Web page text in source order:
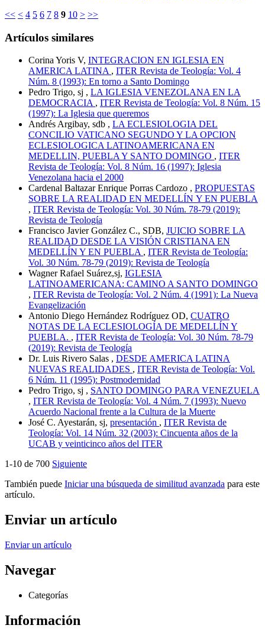
<< < 4 5 6 7 8 9 10 > >>
Artículos similares
Corina Yoris V, INTEGRACION EN IGLESIA EN
AMERICA LATINA , ITER Revista de Teología: Vol. 4
Núm. 8 (1993): En torno a Santo Domingo
Pedro Trigo, sj , LA IGLESIA VENEZOLANA EN LA
DEMOCRACIA , ITER Revista de Teología: Vol. 8 Núm. 15
(1997): La Iglesia que queremos
Andrés Argibay, sdb , LA ECLESIOLOGIA DEL
CONCILIO VATICANO SEGUNDO Y LA OPCION
ECLESIOLOGICA LATINOAMERICANA EN
MEDELLIN, PUEBLA Y SANTO DOMINGO , ITER
Revista de Teología: Vol. 8 Núm. 16 (1997): Iglesia
Venezolana hacia el 2000
Cardenal Baltazar Enrique Porras Cardozo , PROPUESTAS
SOBRE LA REALIDAD EN MEDELLÍN Y EN PUEBLA
, ITER Revista de Teología: Vol. 30 Núm. 78-79 (2019):
Revista de Teología
Francisco Javier González C., SDB, JUICIO SOBRE LA
REALIDAD DESDE LA VISIÓN CRISTIANA EN
MEDELLÍN Y EN PUEBLA , ITER Revista de Teología:
Vol. 30 Núm. 78-79 (2019): Revista de Teología
Wagner Rafael Suárez,sj, IGLESIA
LATINOAMERICANA: CAMINO A SANTO DOMINGO
, ITER Revista de Teología: Vol. 2 Núm. 4 (1991): La Nueva
Evangelización
Antonio Diego Hernández Rodríguez OD, CUATRO
NOTAS DE LA ECLESIOLOGÍA DE MEDELLÍN Y
PUEBLA. , ITER Revista de Teología: Vol. 30 Núm. 78-79
(2019): Revista de Teología
Dr. Luis Rivero Salas , DESDE AMERICA LATINA
NUEVAS REALIDADES , ITER Revista de Teología: Vol.
6 Núm. 11 (1995): Postmodernidad
Pedro Trigo, sj , SANTO DOMINGO PARA VENEZUELA
, ITER Revista de Teología: Vol. 4 Núm. 7 (1993): Nuevo
Acuerdo Nacional frente a la Cultura de la Muerte
José C. Ayestarán, sj, presentación , ITER Revista de
Teología: Vol. 14 Núm. 32 (2003): Cincuenta años de la
UCAB y veinticinco años del ITER
1-10 de 700 Siguiente
También puede Iniciar una búsqueda de similitud avanzada para este
artículo.
Enviar un artículo
Enviar un artículo
Navegar
Categorías
Información